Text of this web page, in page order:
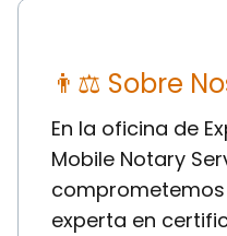
👨⚖ Sobre
En la oficina de
Mobile Notary
experta en